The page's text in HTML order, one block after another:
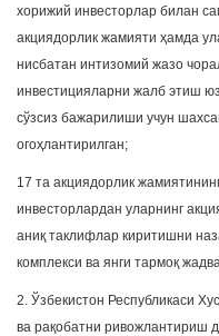
хорижий инвесторлар билан
акциядорлик жамияти ҳамда
нисбатан интизомий жазо
инвестицияларни жалб этиш
сўзсиз бажарилиши учун
огоҳлантирилган;
17 та акциядорлик
инвесторлардан уларнинг
аниқ таклифлар киритишни
комплекси ва янги тармоқ
2. Ўзбекистон Республикаси
ва рақобатни ривожлантириш